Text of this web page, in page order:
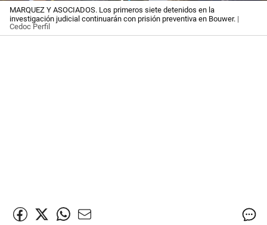
MARQUEZ Y ASOCIADOS. Los primeros siete detenidos en la
investigación judicial continuarán con prisión preventiva en Bouwer. |
Cedoc Perfil